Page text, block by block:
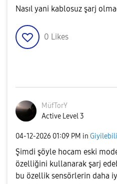
Nasıl yani kablosuz şarj
0 Likes
MüfTorY
Active Level 3
‎04-12-2026 01:09 PM in
Şimdi şöyle hocam eski
özelliğini kullanarak şarj
bu özellik sensörlerin daha iyi